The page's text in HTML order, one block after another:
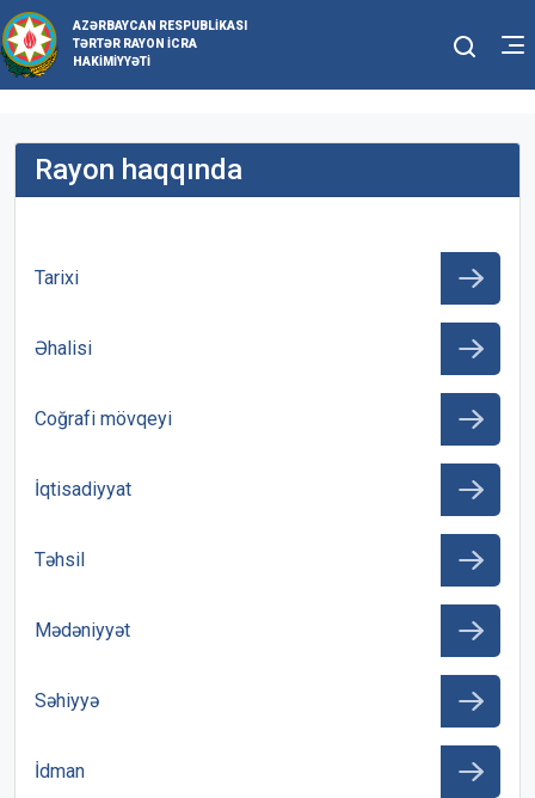
AZƏRBAYCAN RESPUBLIKASI
TƏRTƏR RAYON İCRA
HAKIMIYYƏTI
Rayon haqqında
Tarixi
Əhalisi
Coğrafi mövqeyi
İqtisadiyyat
Təhsil
Mədəniyyət
Səhiyyə
İdman